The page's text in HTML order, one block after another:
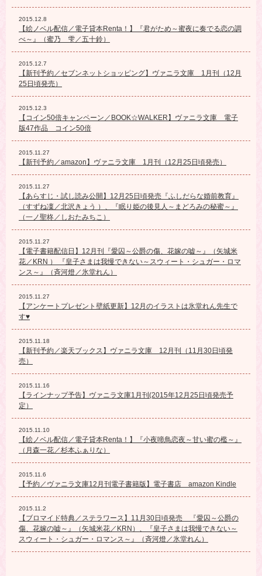
2015.12.8
【絵ノベル配信／電子貸本Renta！】『君がため～蜜夜に奏でる恋の調
べ～』（蜜乃 雫／五十鈴）
2015.12.7
【新刊予約／セブンネットショッピング】ヴァニラ文庫 1月刊（12月
25日頃発売）
2015.12.3
【コイン50倍キャンペーン／BOOK☆WALKER】ヴァニラ文庫 電子
版47作品 コイン50倍
2015.11.27
【新刊予約／amazon】ヴァニラ文庫 1月刊（12月25日頃発売）
2015.11.27
【あらすじ・試し読み公開】12月25日頃発売『ふしだらな婚前教育』
（すずね凜／北沢きょう ）、『眠り姫の後見人～まどろみの秘蜜～』
（一ノ聖柊／しおたみちこ）
2015.11.27
【電子書籍配信日】12月刊『愛囚～公爵の傷、花嫁の嘘～』（矢城米
花／KRN ） 『皇子さまは我慢できない～スウィート・シュガー・ロマ
ンス～』（斉河燈／氷堂れん）
2015.11.27
【アンケートプレゼント壁紙更新】12月のイラストは氷堂れん先生で
す♥
2015.11.18
【新刊予約／楽天ブックス】ヴァニラ文庫 12月刊（11月30日頃発
売）
2015.11.16
【ラインナップ予告】ヴァニラ文庫1月刊(2015年12月25日頃発売予
定）
2015.11.10
【絵ノベル配信／電子貸本Renta！】『小夜啼鳥恋夜～甘い蜜の檻～』
（月森一花／杉本ふぁりな）
2015.11.6
【予約／ヴァニラ文庫12月刊電子書籍版】電子書店 amazon Kindle
2015.11.2
【ブロマイド特典／ステラワース】11月30日頃発売 『愛囚～公爵の
傷、花嫁の嘘～』（矢城米花／KRN）、『皇子さまは我慢できない～
スウィート・シュガー・ロマンス～』（斉河燈／氷堂れん）